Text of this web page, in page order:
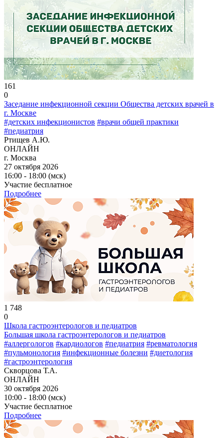
161
0
Заседание инфекционной секции Общества детских врачей в
г. Москве
#детских инфекционистов #врачи общей практики
#педиатрия
Ртищев А.Ю.
ОНЛАЙН
г. Москва
27 октября 2026
16:00 - 18:00 (мск)
Участие бесплатное
Подробнее
1 748
0
Школа гастроэнтерологов и педиатров
Большая школа гастроэнтерологов и педиатров
#аллергологов #кардиологов #педиатрия #ревматология
#пульмонология #инфекционные болезни #диетология
#гастроэнтерология
Скворцова Т.А.
ОНЛАЙН
30 октября 2026
10:00 - 18:00 (мск)
Участие бесплатное
Подробнее